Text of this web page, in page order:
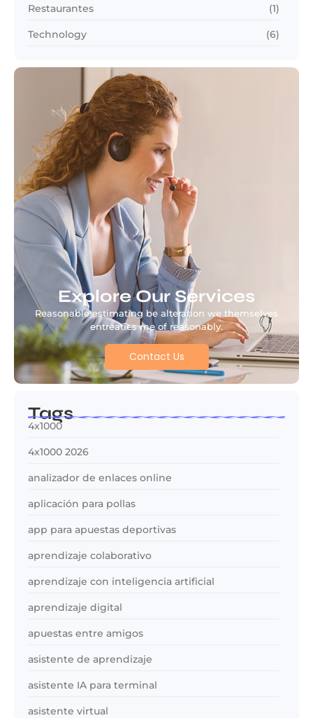
Restaurantes (1)
Technology (6)
Explore Our Services
Reasonable estimating be alteration we themselves
entreaties me of reasonably.
Contact Us
Tags
4x1000
4x1000 2026
analizador de enlaces online
aplicación para pollas
app para apuestas deportivas
aprendizaje colaborativo
aprendizaje con inteligencia artificial
aprendizaje digital
apuestas entre amigos
asistente de aprendizaje
asistente IA para terminal
asistente virtual